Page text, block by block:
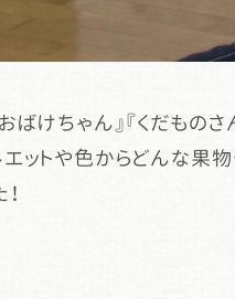
けちゃん』『くだもの
エットや色からどんな